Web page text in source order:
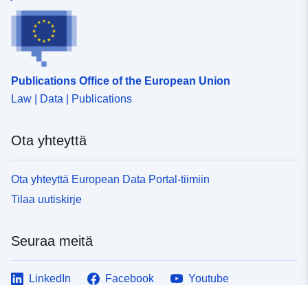
Publications Office of the European Union
Law | Data | Publications
Ota yhteyttä
Ota yhteyttä European Data Portal-tiimiin
Tilaa uutiskirje
Seuraa meitä
LinkedIn Facebook
Youtube